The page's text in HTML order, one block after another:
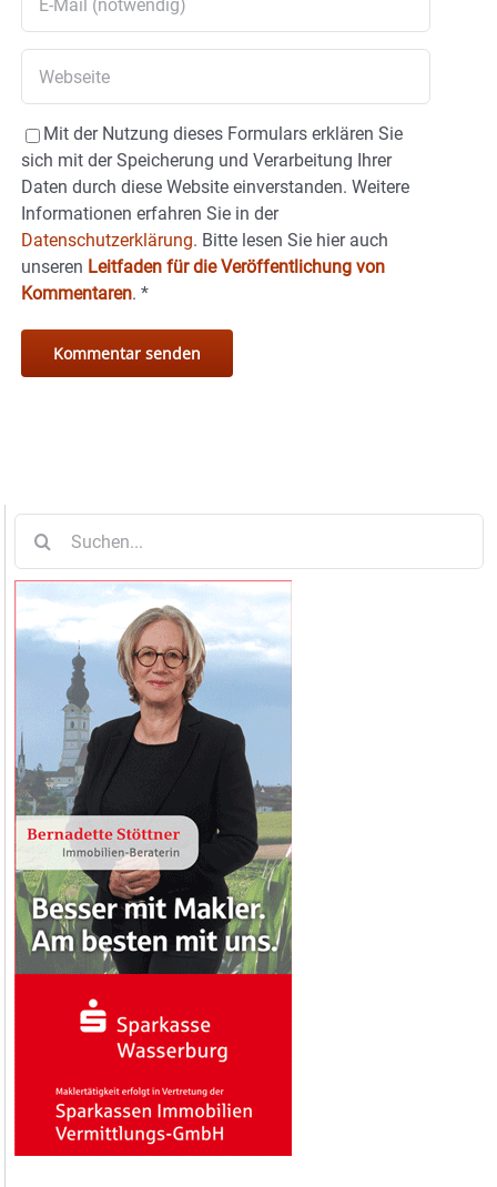
Mit der Nutzung dieses Formulars erklären Sie
sich mit der Speicherung und Verarbeitung Ihrer
Daten durch diese Website einverstanden. Weitere
Informationen erfahren Sie in der
Datenschutzerklärung. Bitte lesen Sie hier auch
unseren Leitfaden für die Veröffentlichung von
Kommentaren. *
nach: